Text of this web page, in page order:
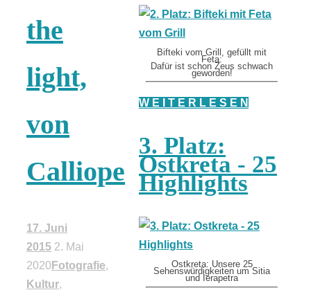
the
light,
von
Calliope
17. Juni
2015 2. Mai
2020 Fotografie,
Kultur,
Bifteki vom Grill, gefüllt mit
Feta:
Dafür ist schon Zeus schwach
geworden!
W E I T E R L E S E N
3. Platz:
Ostkreta - 25
Highlights
Ostkreta: Unsere 25
Sehenswürdigkeiten um Sitia
und Ierapetra